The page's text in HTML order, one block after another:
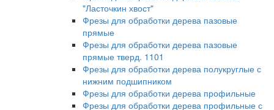
"Ласточкин хвост"
Фрезы для обработки дерева пазовые
прямые
Фрезы для обработки дерева пазовые
прямые тверд. 1101
Фрезы для обработки дерева полукруглые с
нижним подшипником
Фрезы для обработки дерева профильные
Фрезы для обработки дерева профильные с